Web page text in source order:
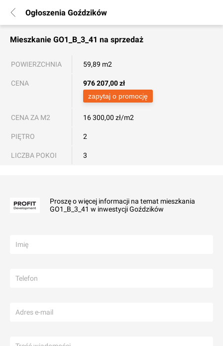
Ogłoszenia Goździków
Mieszkanie GO1_B_3_41 na sprzedaż
POWIERZCHNIA 59,89 m2
CENA 976 207,00zł
zapytaj o promocję
CENA ZA M2 16 300,00 zł/m2
PIĘTRO 2
LICZBA POKOI 3
Proszę o więcej informacji na temat mieszkania
GO1_B_3_41 w inwestycji Goździków